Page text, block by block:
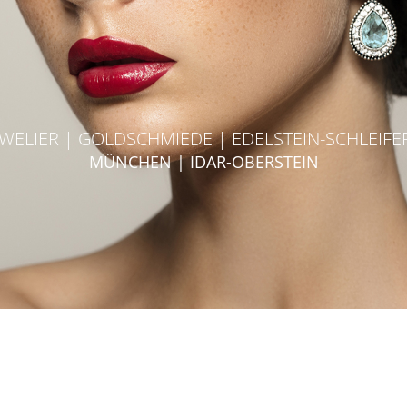
| GOLDSCHMIEDE | EDELSTEIN-
MÜNCHEN | IDAR-OBERSTEIN